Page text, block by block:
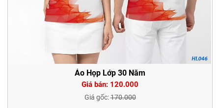
Áo Họp Lớp 30 Năm
Giá bán: 120.000
Giá gốc:170.000